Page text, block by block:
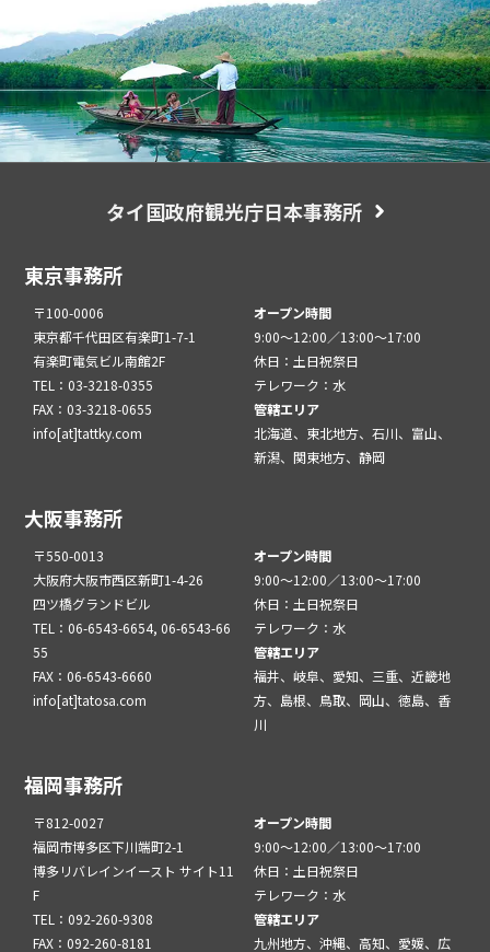
タイ国政府観光庁日本事務所
東京事務所
〒100-0006
東京都千代田区有楽町1-7-1
有楽町電気ビル南館2F
TEL：03-3218-0355
FAX：03-3218-0655
info[at]tattky.com
オープン時間
9:00～12:00／13:00～17:00
休日：土日祝祭日
テレワーク：水
管轄エリア
北海道、東北地方、石川、富山、
新潟、関東地方、静岡
大阪事務所
〒550-0013
大阪府大阪市西区新町1-4-26
四ツ橋グランドビル
TEL：06-6543-6654, 06-6543-66
55
FAX：06-6543-6660
info[at]tatosa.com
オープン時間
9:00～12:00／13:00～17:00
休日：土日祝祭日
テレワーク：水
管轄エリア
福井、岐阜、愛知、三重、近畿地
方、島根、鳥取、岡山、徳島、香
川
福岡事務所
〒812-0027
福岡市博多区下川端町2-1
博多リバレインイースト サイト11
F
TEL：092-260-9308
FAX：092-260-8181
オープン時間
9:00～12:00／13:00～17:00
休日：土日祝祭日
テレワーク：水
管轄エリア
九州地方、沖縄、高知、愛媛、広